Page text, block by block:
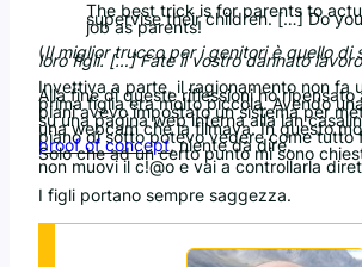
The best trick is for parents to
supervise their children. […] Do
job as parents!
(Il miglior trucco per i genitori è quello di
loro figli. […] Fate il vostro dannato
Invettiva a parte, il ragionamento non fa
Alla fine di queste riflessioni ho ripensato
prima figlia era molto piccola. Avendo
piani avevo impostato un sistema per
su una pagina web interna alla lan
una webcam che la filmava. In questo
piano di sotto potevo vedere come tutto
proof of concept, niente da dire.
Solo che ad un certo punto mi sono
non muovi il c!@o e vai a controllarla
I figli portano sempre saggezza.